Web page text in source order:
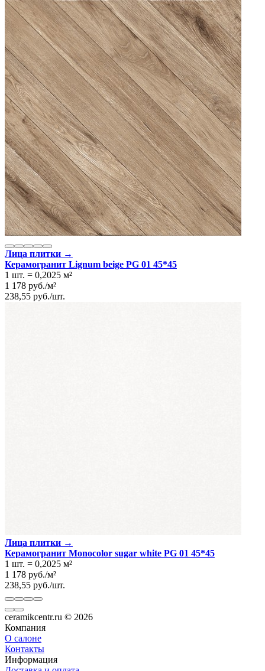
Лица плитки →
Керамогранит Lignum beige PG 01 45*45
1 шт. = 0,2025 м²
1 178 руб./м²
238,55 руб./шт.
Лица плитки →
Керамогранит Monocolor sugar white PG 01 45*45
1 шт. = 0,2025 м²
1 178 руб./м²
238,55 руб./шт.
ceramikcentr.ru © 2026
Компания
О салоне
Контакты
Информация